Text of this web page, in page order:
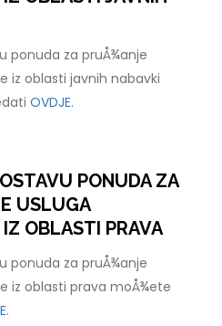
ponuda za pruÅ¾anje
iz oblasti javnih nabavki
OVDJE.
PONUDA ZA
USLUGA
OBLASTI PRAVA
ponuda za pruÅ¾anje
iz oblasti prava moÅ¾ete